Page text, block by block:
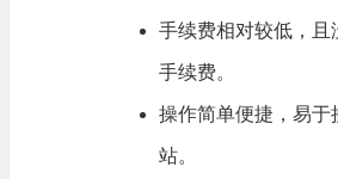
手续费相对较低，且
手续费。
操作简单便捷，易于
站。